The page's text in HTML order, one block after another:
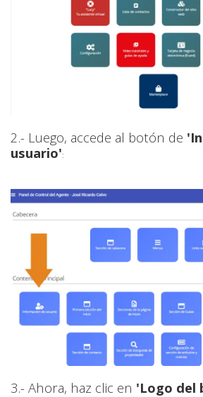
2.- Luego, accede al botón de
usuario':
3.- Ahora, haz clic en 'Logo del